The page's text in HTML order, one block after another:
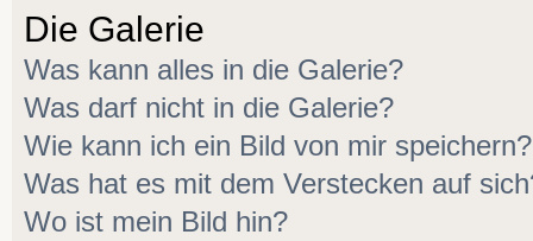
Die Galerie
Was kann alles in die Galerie?
Was darf nicht in die Galerie?
Wie kann ich ein Bild von mir speichern?
Was hat es mit dem Verstecken auf
Wo ist mein Bild hin?